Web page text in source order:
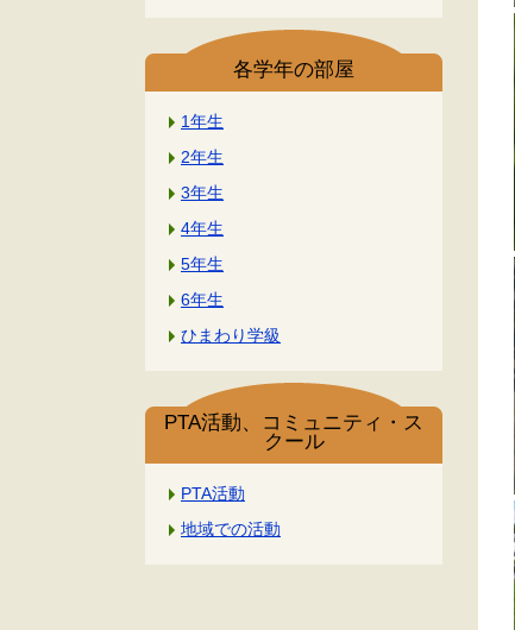
各学年の部屋
1年生
2年生
3年生
4年生
5年生
6年生
ひまわり学級
PTA活動、コミュニティ・ス
クール
PTA活動
地域での活動